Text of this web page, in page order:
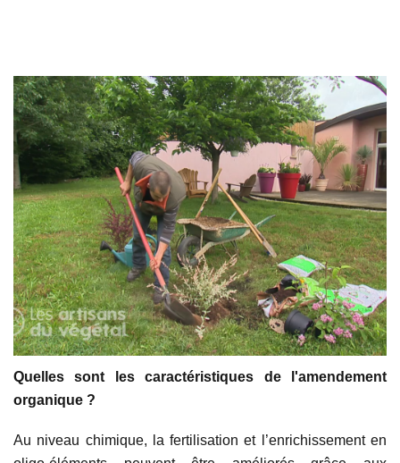
Quelles sont les caractéristiques de l'amendement
organique ?
Au niveau chimique, la fertilisation et l’enrichissement en